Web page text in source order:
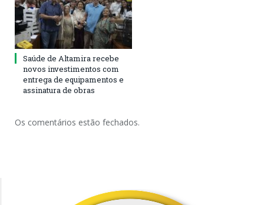
Saúde de Altamira recebe
novos investimentos com
entrega de equipamentos e
assinatura de obras
Os comentários estão fechados.